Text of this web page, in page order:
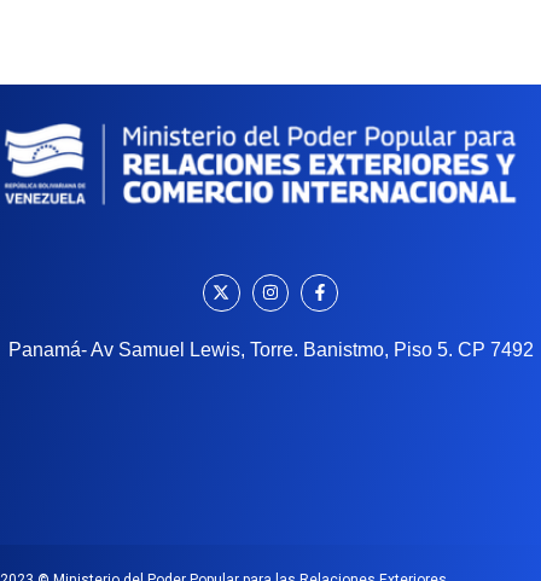
Panamá- Av Samuel Lewis, Torre. Banistmo, Piso 5. CP 7492